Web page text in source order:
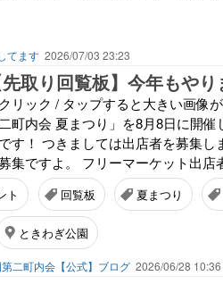
てます 2026/07/03 23:23
先取り回覧板】今年もや
リック / タップすると大きい画像
町内会 夏まつり」を8月8日に開
す！ つきましては出店者を募集
集ですよ。 フリーマーケット出店
ト 回覧板 夏まつり
ときわぎ公園
二町内会【公式】ブログ 2026/06/28 10:36